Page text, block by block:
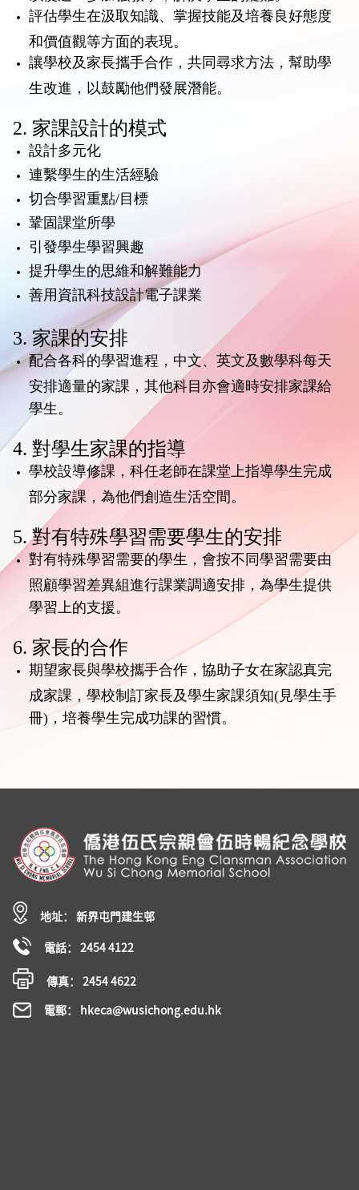
評估學生在汲取知識、掌握技能及培養良好態度
和價值觀等方面的表現。
讓學校及家長攜手合作，共同尋求方法，幫助學
生改進，以鼓勵他們發展潛能。
2. 家課設計的模式
設計多元化
連繫學生的生活經驗
切合學習重點/目標
鞏固課堂所學
引發學生學習興趣
提升學生的思維和解難能力
善用資訊科技設計電子課業
3. 家課的安排
配合各科的學習進程，中文、英文及數學科每天
安排適量的家課，其他科目亦會適時安排家課給
學生。
4. 對學生家課的指導
學校設導修課，科任老師在課堂上指導學生完成
部分家課，為他們創造生活空間。
5. 對有特殊學習需要學生的安排
對有特殊學習需要的學生，會按不同學習需要由
照顧學習差異組進行課業調適安排，為學生提供
學習上的支援。
6. 家長的合作
期望家長與學校攜手合作，協助子女在家認真完
成家課，學校制訂家長及學生家課須知(見學生手
冊)，培養學生完成功課的習慣。
地址： 新界屯門建生邨
電話： 2454 4122
傳真： 2454 4622
電郵： hkeca@wusichong.edu.hk